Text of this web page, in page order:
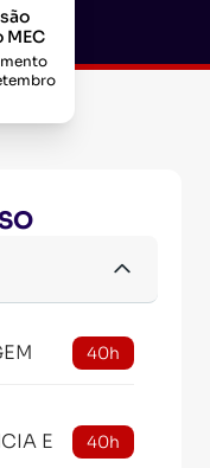
40h
E
40h